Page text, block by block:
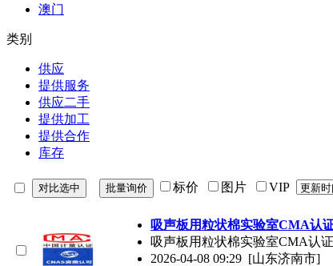
澳门
类别
供应
提供服务
供应二手
提供加工
提供合作
库存
标价 图片 VIP
吸声板用粒状棉实验室CMA认
吸声板用粒状棉实验室CMA认
2026-04-08 09:29 [山东济南市]